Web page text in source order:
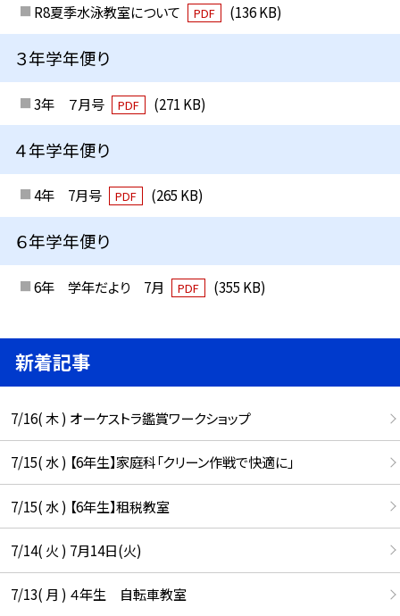
R8夏季水泳教室について PDF (136 KB)
３年学年便り
3年 ７月号 PDF (271 KB)
４年学年便り
4年 7月号 PDF (265 KB)
６年学年便り
6年 学年だより 7月 PDF (355 KB)
新着記事
7/16( 木 ) オーケストラ鑑賞ワークショップ
7/15( 水 ) 【6年生】家庭科「クリーン作戦で快適に」
7/15( 水 ) 【6年生】租税教室
7/14( 火 ) 7月14日(火)
7/13( 月 ) ４年生 自転車教室